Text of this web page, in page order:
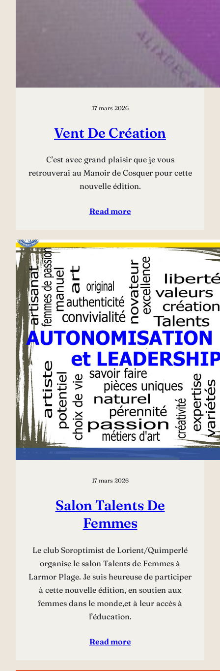
17 mars 2026
Vent De Création
C’est avec grand plaisir que je vous
retrouverai au Manoir de Cosquer pour cette
nouvelle édition.
Read more
17 mars 2026
Salon Talents De
Femmes
Le club Soroptimist de Lorient/Quimperlé
organise le salon Talents de Femmes à
Larmor Plage. Je suis heureuse de participer
à cette nouvelle édition, en soutien aux
femmes dans le monde,et à leur accès à
l’éducation.
Read more